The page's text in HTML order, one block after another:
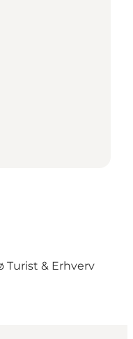
Turist & Erhverv